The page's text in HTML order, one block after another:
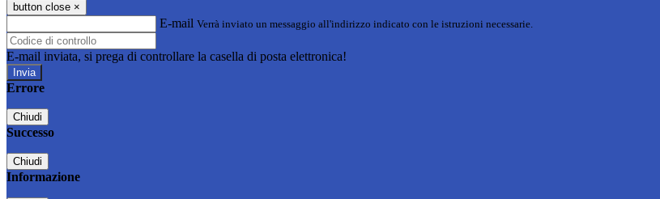
button close ×
E-mail Verrà inviato un messaggio all'indirizzo indicato con le istruzioni necessarie.
E-mail inviata, si prega di controllare la casella di posta elettronica!
Errore
Chiudi
Successo
Chiudi
Informazione